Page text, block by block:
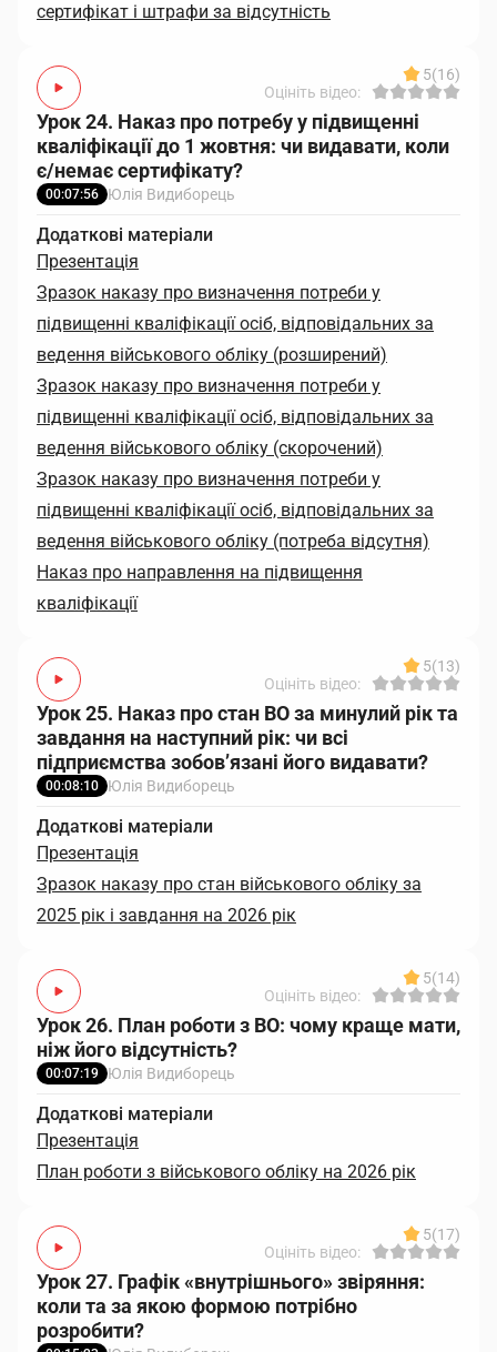
сертифікат і штрафи за відсутність
5(16)
Оцініть відео:
Урок 24. Наказ про потребу у підвищенні
кваліфікації до 1 жовтня: чи видавати, коли
є/немає сертифікату?
00:07:56 Юлія Видиборець
Додаткові матеріали
Презентація
Зразок наказу про визначення потреби у
підвищенні кваліфікації осіб, відповідальних за
ведення військового обліку (розширений)
Зразок наказу про визначення потреби у
підвищенні кваліфікації осіб, відповідальних за
ведення військового обліку (скорочений)
Зразок наказу про визначення потреби у
підвищенні кваліфікації осіб, відповідальних за
ведення військового обліку (потреба відсутня)
Наказ про направлення на підвищення
кваліфікації
5(13)
Оцініть відео:
Урок 25. Наказ про стан ВО за минулий рік та
завдання на наступний рік: чи всі
підприємства зобов’язані його видавати?
00:08:10 Юлія Видиборець
Додаткові матеріали
Презентація
Зразок наказу про стан військового обліку за
2025 рік і завдання на 2026 рік
5(14)
Оцініть відео:
Урок 26. План роботи з ВО: чому краще мати,
ніж його відсутність?
00:07:19 Юлія Видиборець
Додаткові матеріали
Презентація
План роботи з військового обліку на 2026 рік
5(17)
Оцініть відео:
Урок 27. Графік «внутрішнього» звіряння:
коли та за якою формою потрібно
розробити?